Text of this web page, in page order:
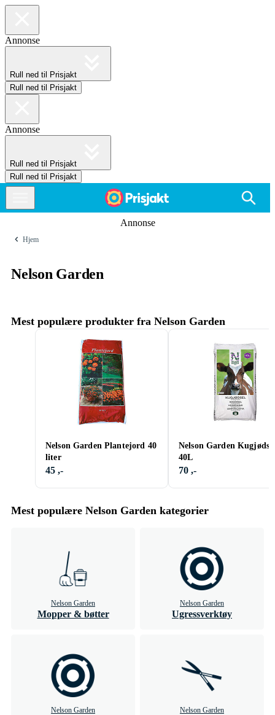
Annonse
Rull ned til Prisjakt
Rull ned til Prisjakt
Annonse
Rull ned til Prisjakt
Rull ned til Prisjakt
Annonse
Hjem
Nelson Garden
Mest populære produkter fra Nelson Garden
Nelson Garden Plantejord 40
liter
45 ,-
Nelson Garden
40L
70 ,-
Mest populære Nelson Garden kategorier
Nelson Garden
Mopper & bøtter
Nelson Garden
Ugressverktøy
Nelson Garden Nelson Garden